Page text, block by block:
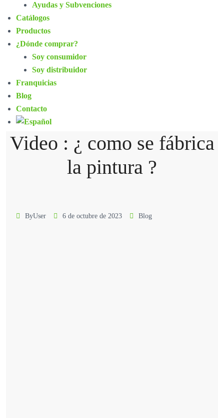
Ayudas y Subvenciones
Catálogos
Productos
¿Dónde comprar?
Soy consumidor
Soy distribuidor
Franquicias
Blog
Contacto
Video : ¿ como se fábrica
la pintura ?
ByUser 6 de octubre de 2023 Blog